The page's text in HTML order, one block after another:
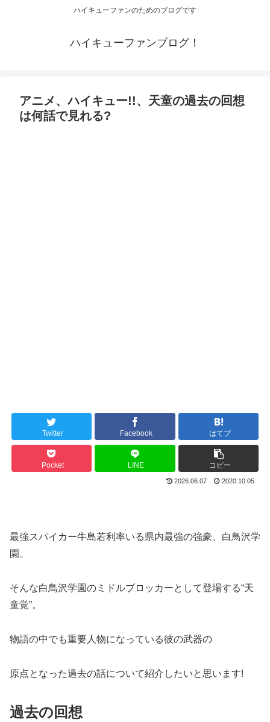
ハイキューファンのためのブログです
ハイキューファンブログ！
アニメ、ハイキュー!!、天童の過去の回想
は何話で見れる?
Twitter Facebook はてブ
Pocket LINE コピー
2026.06.07 2020.10.05
最強スパイカー牛島若利率いる県内最強の強豪、白鳥沢学
園。
そんな白鳥沢学園のミドルブロッカーとして登場する“天
童覚”。
物語の中でも重要人物になっている彼の武器の
原点となった過去の話について紹介したいと思います!
過去の回想